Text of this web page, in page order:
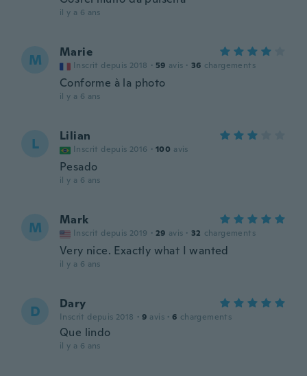
il y a 6 ans
M Marie
Inscrit depuis 2018 · 59 avis · 36 chargements
Conforme à la photo
il y a 6 ans
L Lilian
Inscrit depuis 2016 · 100 avis
Pesado
il y a 6 ans
M Mark
Inscrit depuis 2019 · 29 avis · 32 chargements
Very nice. Exactly what I wanted
il y a 6 ans
D Dary
Inscrit depuis 2018 · 9 avis · 6 chargements
Que lindo
il y a 6 ans